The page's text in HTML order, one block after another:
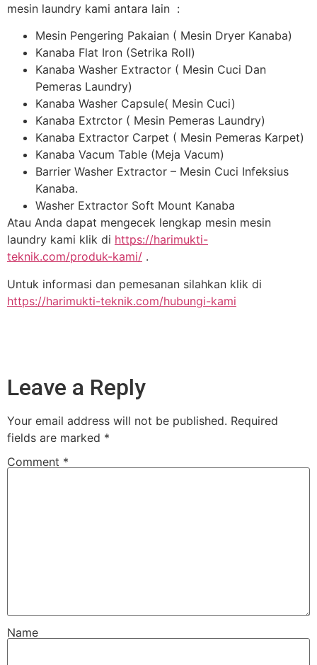
mesin laundry kami antara lain :
Mesin Pengering Pakaian ( Mesin Dryer Kanaba)
Kanaba Flat Iron (Setrika Roll)
Kanaba Washer Extractor ( Mesin Cuci Dan
Pemeras Laundry)
Kanaba Washer Capsule( Mesin Cuci)
Kanaba Extrctor ( Mesin Pemeras Laundry)
Kanaba Extractor Carpet ( Mesin Pemeras Karpet)
Kanaba Vacum Table (Meja Vacum)
Barrier Washer Extractor – Mesin Cuci Infeksius
Kanaba.
Washer Extractor Soft Mount Kanaba
Atau Anda dapat mengecek lengkap mesin mesin
laundry kami klik di https://harimukti-
teknik.com/produk-kami/ .
Untuk informasi dan pemesanan silahkan klik di
https://harimukti-teknik.com/hubungi-kami
Leave a Reply
Your email address will not be published. Required
fields are marked *
Comment *
Name